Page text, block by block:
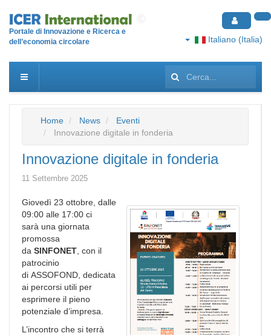
Portale di Innovazione e Ricerca e
dell’economia circolare
Italiano (Italia)
Cerca...
Home News
Eventi
Innovazione digitale in fonderia
Innovazione digitale in fonderia
11 Settembre 2025
Giovedì 23 ottobre, dalle
09:00 alle 17:00 ci
sarà una giornata
promossa
da SINFONET , con il
patrocinio
di ASSOFOND, dedicata
ai percorsi utili per
esprimere il pieno
potenziale d’impresa.
L’incontro che si terrà